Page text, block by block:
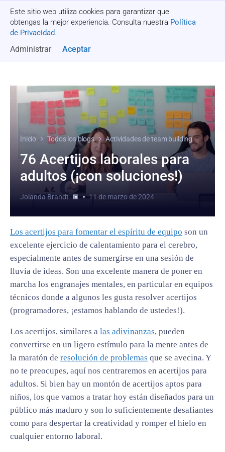
Este sitio web utiliza cookies para garantizar que
obtengas la mejor experiencia. Consulta nuestra Política
de Privacidad.
Administrar Aceptar
Recibe una cotización
Inicio Todos los blogs Actividades de team building
76 Acertijos laborales para
adultos (¡con soluciones!)
Jolanda Brandt 11 de marzo de 2024
Los acertijos para fomentar el espíritu de equipo son un
excelente ejercicio de calentamiento para el cerebro,
especialmente antes de sumergirse en una sesión de
lluvia de ideas. Son una excelente manera de poner en
marcha los engranajes mentales, en particular en equipos
técnicos donde a algunos les gusta resolver acertijos
(programadores, ¡estamos hablando de ustedes!).
Los acertijos, similares a las adivinanzas, pueden
convertirse en un ligero estímulo para la mente antes de
la maratón de resolución de problemas que se avecina. Y
no te preocupes, aquí nos centraremos en acertijos para
adultos. Si bien hay un montón de acertijos aptos para
niños, los que vamos a tratar hoy están diseñados para un
público más maduro y son lo suficientemente desafiantes
como para despertar la creatividad y romper el hielo en
cualquier entorno laboral.